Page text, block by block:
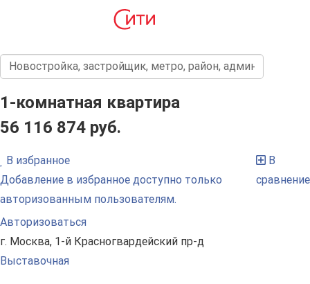
1-комнатная квартира
56 116 874 руб.
В избранное
Добавление в избранное доступно только
авторизованным пользователям.
Авторизоваться
В
сравнение
г. Москва, 1-й Красногвардейский пр-д
Выставочная